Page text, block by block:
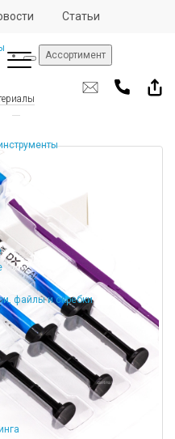
Статьи
Ассортимент
файлы и скребки